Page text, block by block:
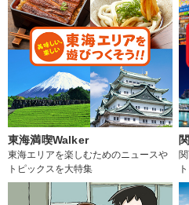
東海満喫Walker
東海エリアを楽しむためのニュースや
トピックスを大特集